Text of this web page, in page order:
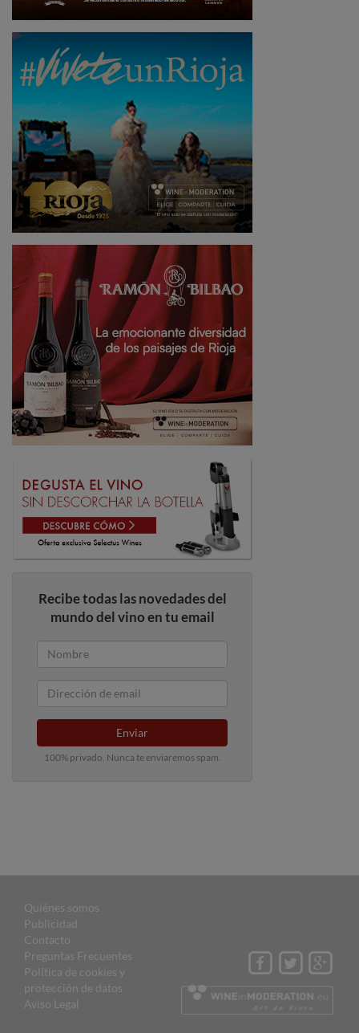
Recibe todas las novedades del
mundo del vino en tu email
Enviar
100% privado. Nunca te enviaremos spam.
Quiénes somos
Publicidad
Contacto
Preguntas Frecuentes
Política de cookies y
protección de datos
Aviso Legal